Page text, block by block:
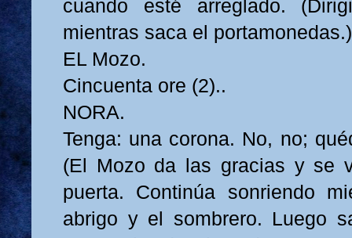
cuando esté arreglado.
mientras saca el
EL Mozo.
Cincuenta ore (2)..
NORA.
Tenga: una corona. No, no;
(El Mozo da las gracias y se
puerta. Continúa sonriendo
abrigo y el sombrero. Luego